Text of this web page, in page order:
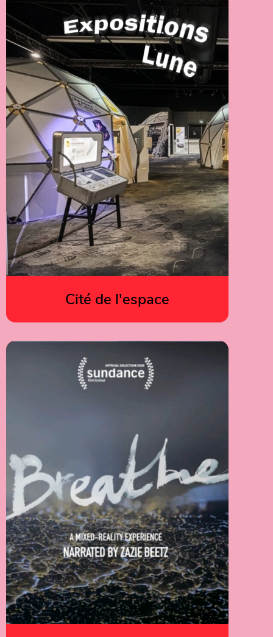
Cité de l'espace